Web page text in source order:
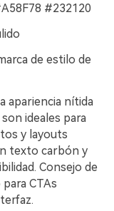
#232120
de estilo de
apariencia nítida
ideales para
y layouts
texto carbón y
Consejo de
CTAs